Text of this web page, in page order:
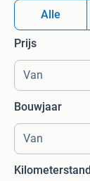
Alle
Prijs
Bouwjaar
Kilometerstand